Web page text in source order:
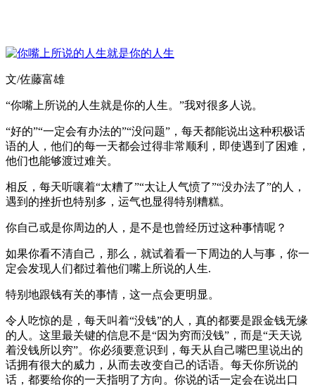
文/佐藤富雄
“你嘴上所说的人生就是你的人生。”我对很多人说。
“好的”“一定会有办法的”“没问题”，每天都能说出这种积极话
语的人，他们的每一天都会过得非常顺利，即使遇到了困难，
他们也能够渡过难关。
相反，每天听嚷着“太糟了”“太让人气愤了”“没办法了”的人，
遇到的挫折也特别多，运气也显得特别糟糕。
你自己或是你周边的人，是不是也曾经历过这种事情呢？
如果你看不清自己，那么，就试着看一下周边的人与事，你一
定会发现人们都过着他们嘴上所说的人生.
特别地跟钱有关的事情，这一点会更明显。
令人吃惊的是，每天叫着“没钱”的人，真的都要是跟金钱无缘
的人。这里最关键的信息不是“因为穷而没钱”，而是“天天说
着没钱所以穷”。你必须要意识到，每天从自己嘴巴里说出的
话拥有很大的威力，从而去改变自己的话语。每天你所说的
话，都要给你的一天指明了方向。你说的话一定会在说出口